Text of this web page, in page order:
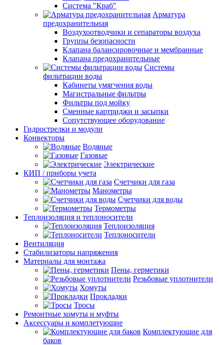
Система "Краб"
Арматура
предохранительная
Воздухоотводчики и сепараторы воздуха
Группы безопасности
Клапана балансировочные и мембранные
Клапана предохранительные
Системы
фильтрации воды
Кабинеты умягчения воды
Магистральные фильтры
Фильтры под мойку
Сменные картриджи и засыпки
Сопутствующее оборудование
Гидрострелки и модули
Конвекторы
Водяные
Газовые
Электрические
КИП / приборы учета
Счетчики для газа
Манометры
Счетчики для воды
Термометры
Теплоизоляция и теплоносители
Теплоизоляция
Теплоносители
Вентиляция
Стабилизаторы напряжения
Материалы для монтажа
Пены, герметики
Резьбовые уплотнители
Хомуты
Прокладки
Тросы
Ремонтные хомуты и муфты
Аксессуары и комплетующие
Комплектующие для
баков